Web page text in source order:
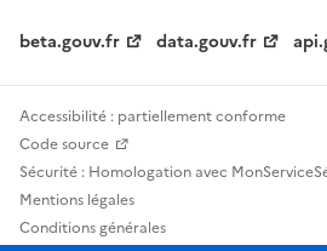
beta.gouv.fr data.gouv.fr
Accessibilité : partiellement conforme
Code source
Sécurité : Homologation avec
Mentions légales
Conditions générales